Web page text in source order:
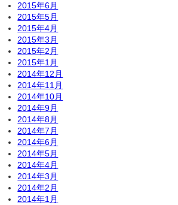
2015年6月
2015年5月
2015年4月
2015年3月
2015年2月
2015年1月
2014年12月
2014年11月
2014年10月
2014年9月
2014年8月
2014年7月
2014年6月
2014年5月
2014年4月
2014年3月
2014年2月
2014年1月